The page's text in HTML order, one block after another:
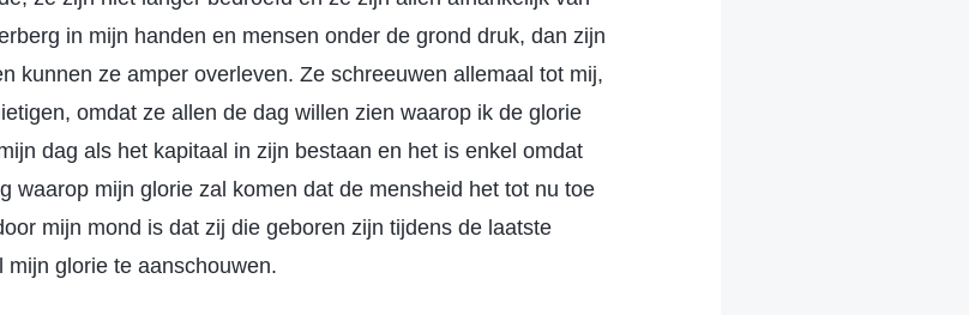
in mijn handen en mensen onder de grond druk, dan zijn
kunnen ze amper overleven. Ze schreeuwen allemaal tot mij,
omdat ze allen de dag willen zien waarop ik de glorie
dag als het kapitaal in zijn bestaan en het is enkel omdat
waarop mijn glorie zal komen dat de mensheid het tot nu toe
mijn mond is dat zij die geboren zijn tijdens de laatste
glorie te aanschouwen.